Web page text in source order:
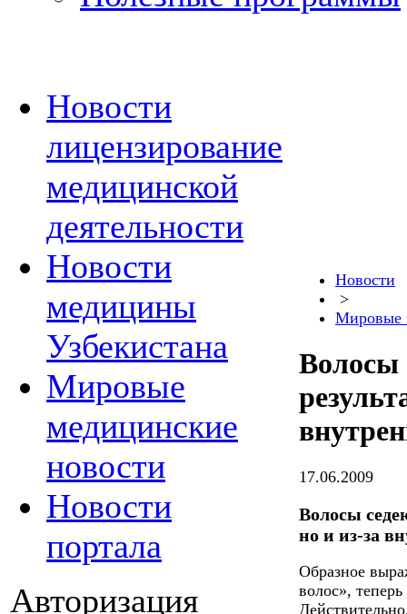
Новости
лицензирование
медицинской
деятельности
Новости
медицины
Узбекистана
Мировые
медицинские
новости
Новости
портала
Авторизация
Новости
>
Мировые
Волосы
17.06.2009
Волосы
но и из-за
Образное
волос»,